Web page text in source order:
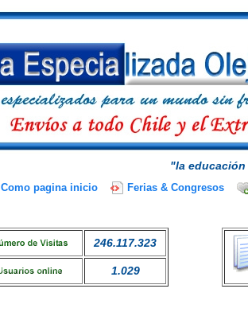
"la
Como pagina inicio Ferias & Congresos
246.117.323
1.029